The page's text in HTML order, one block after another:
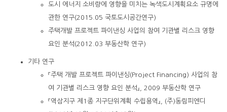
도시 에너지 소비량에 영향을 미치는 녹색도시계획요소 규명에
관한 연구(2015.05 국토도시공간연구)
주택개발 프로젝트 파이낸싱 사업의 참여 기관별 리스크 영향
요인 분석(2012.03 부동산학 연구)
기타 연구
『주택 개발 프로젝트 파이낸싱(Project Financing) 사업의 참
여 기관별 리스크 영향 요인 분석』, 2009 부동산학 연구
『역삼지구 제1종 지구단위계획 수립용역』, (주)동림피엔디